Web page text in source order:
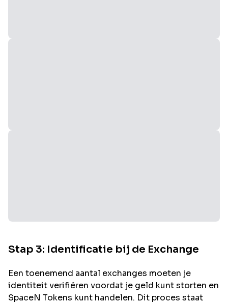
Stap 3: Identificatie bij de Exchange
Een toenemend aantal exchanges moeten je
identiteit verifiëren voordat je geld kunt storten en
SpaceN Tokens kunt handelen. Dit proces staat